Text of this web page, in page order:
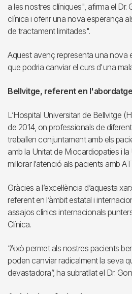
a les nostres clíniques", afirma el
clínica i oferir una nova esperança
de tractament limitades".
Aquest avenç representa una nova
que podria canviar el curs d'una
Bellvitge, referent en
L’Hospital Universitari de Bellvitge
de 2014, on professionals de
treballen conjuntament amb els
amb la Unitat de Miocardiopaties i
millorar l’atenció als pacients amb
Gràcies a l’excel·lència d’aquesta
referent en l’àmbit estatal i
assajos clínics internacionals
Clínica.
“Això permet als nostres pacients
poden canviar radicalment la seva
devastadora”, ha subratllat el Dr.